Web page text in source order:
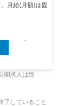
月給(月額)は固
開求人は除
了していること